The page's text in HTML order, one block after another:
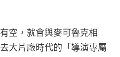
空，就會與麥可魯克相
大片廠時代的「導演專屬